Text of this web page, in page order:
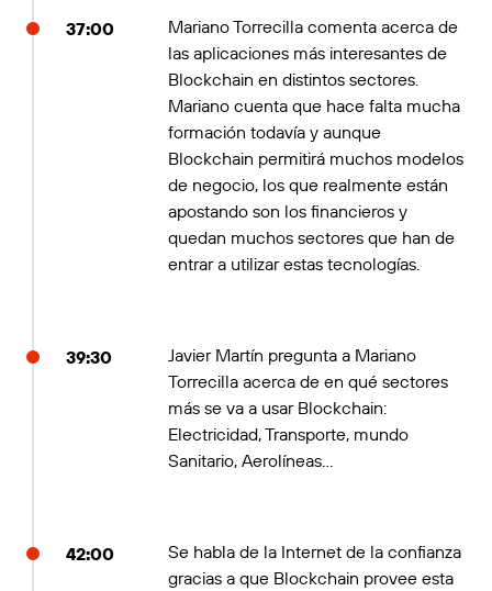
37:00
Mariano Torrecilla comenta acerca de
las aplicaciones más interesantes de
Blockchain en distintos sectores.
Mariano cuenta que hace falta mucha
formación todavía y aunque
Blockchain permitirá muchos modelos
de negocio, los que realmente están
apostando son los financieros y
quedan muchos sectores que han de
entrar a utilizar estas tecnologías.
39:30
Javier Martín pregunta a Mariano
Torrecilla acerca de en qué sectores
más se va a usar Blockchain:
Electricidad, Transporte, mundo
Sanitario, Aerolíneas…
42:00
Se habla de la Internet de la confianza
gracias a que Blockchain provee esta